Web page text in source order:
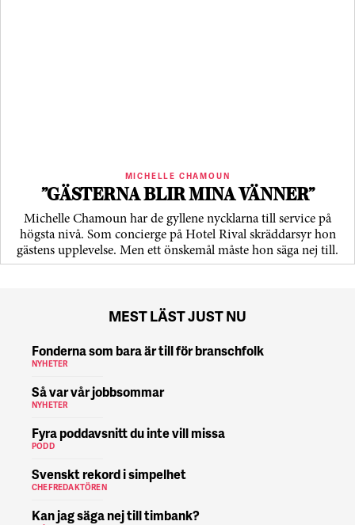
MICHELLE CHAMOUN
”GÄSTERNA BLIR MINA VÄNNER”
Michelle Chamoun har de gyllene nycklarna till service på
högsta nivå. Som concierge på Hotel Rival skräddarsyr hon
gästens upp­levelse. Men ett önskemål måste hon säga nej till.
MEST LÄST JUST NU
Fonderna som bara är till för branschfolk
NYHETER
Så var vår jobbsommar
NYHETER
Fyra poddavsnitt du inte vill missa
PODD
Svenskt rekord i simpelhet
CHEFREDAKTÖREN
Kan jag säga nej till timbank?